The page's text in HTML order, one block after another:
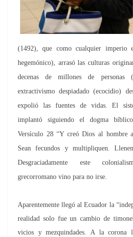
(1492), que como cualquier imperio
hegemónico), arrasó las culturas
decenas de millones de
extractivismo despiadado (ecocidio)
expolió las fuentes de vidas. El
implantó siguiendo el dogma
Versículo 28 “Y creó Dios al hombre
Sean fecundos y multipliquen.
Desgraciadamente este
grecorromano vino para no irse.
Aparentemente llegó al Ecuador la
realidad solo fue un cambio de
vicios y mezquindades. A la corona